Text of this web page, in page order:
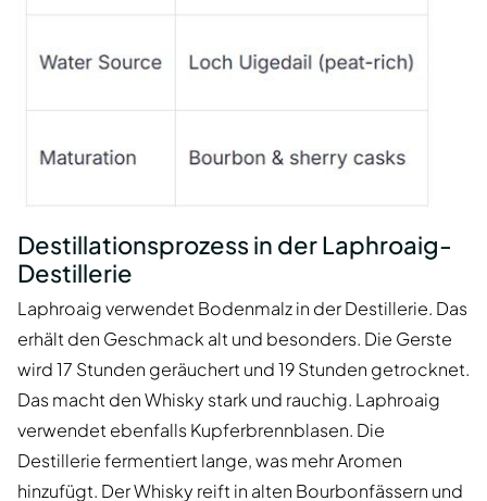
Destillationsprozess in der Laphroaig-
Destillerie
Laphroaig verwendet Bodenmalz in der Destillerie. Das
erhält den Geschmack alt und besonders. Die Gerste
wird 17 Stunden geräuchert und 19 Stunden getrocknet.
Das macht den Whisky stark und rauchig. Laphroaig
verwendet ebenfalls Kupferbrennblasen. Die
Destillerie fermentiert lange, was mehr Aromen
hinzufügt. Der Whisky reift in alten Bourbonfässern und